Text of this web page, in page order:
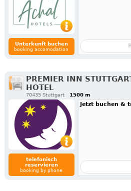
Unterkunft buchen
booking accomodation
PREMIER INN
HOTEL
70435 Stuttgart 1500 m
telefonisch
reservieren
booking by phone
Jetzt buchen &